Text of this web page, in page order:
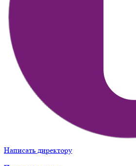
Написать директору